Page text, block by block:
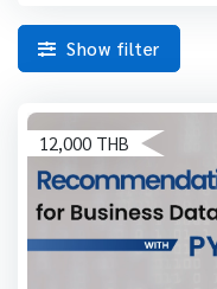
Show filter
12,000 THB